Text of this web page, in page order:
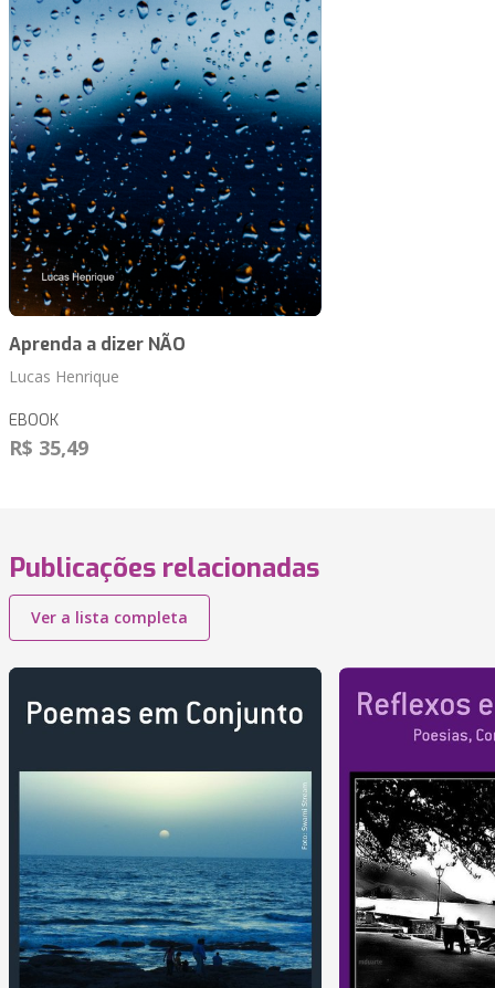
Aprenda a dizer NÃO
Lucas Henrique
EBOOK
R$ 35,49
Publicações relacionadas
Ver a lista completa